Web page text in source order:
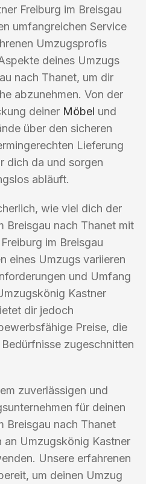
Freiburg im Breisgau
umfangreichen Service
Umzugsprofis
deines Umzugs
nach Thanet, um dir
abzunehmen. Von der
deiner Möbel und
über den sicheren
Lieferung
dich da und sorgen
abläuft.
wie viel dich der
Breisgau nach Thanet mit
im Breisgau
eines Umzugs variieren
und Umfang
Kastner
dir jedoch
Preise, die
zugeschnitten
zuverlässigen und
für deinen
Breisgau nach Thanet
Umzugskönig Kastner
Unsere erfahrenen
um deinen Umzug